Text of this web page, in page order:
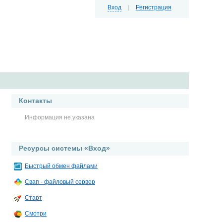
Вход Регистрация
Контакты
Информация не указана
Ресурсы системы «Вход»
Быстрый обмен файлами
Свап - файловый сервер
Старт
Смотри